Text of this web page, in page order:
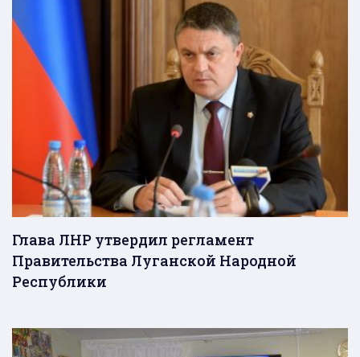
Глава ЛНР утвердил регламент
Правительства Луганской Народной
Республики